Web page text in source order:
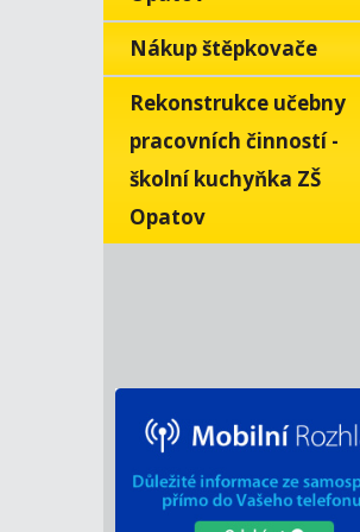
Nákup štěpkovače
Rekonstrukce učebny
pracovních činností -
školní kuchyňka ZŠ
Opatov